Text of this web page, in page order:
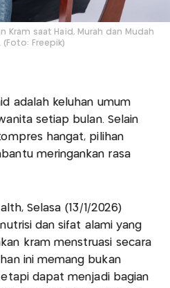
Kram saat Haid, Murah dan Mudah
(Foto: Freepik)
adalah keluhan umum
setiap bulan. Selain
hangat, pilihan
meringankan rasa
Selasa (13/1/2026)
dan sifat alami yang
kram menstruasi secara
ini memang bukan
dapat menjadi bagian